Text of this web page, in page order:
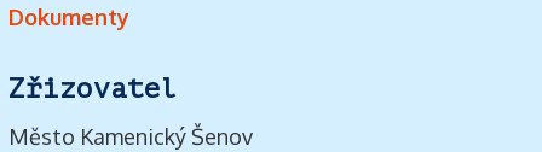
Dokumenty
Zřizovatel
Město Kamenický Šenov